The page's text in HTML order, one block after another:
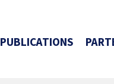
PUBLICATIONS